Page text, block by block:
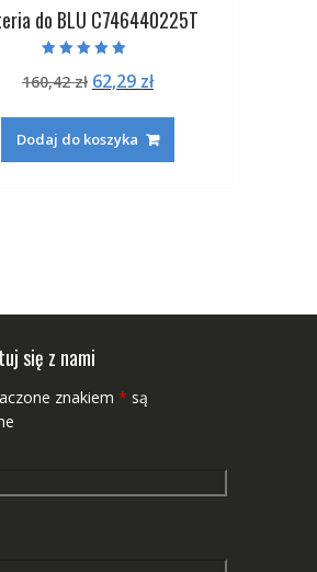
do BLU C746440225T
5.00
na 5
160,42zł Pierwotna
wynosiła:
160,42 zł.
62,29 złAktualna
62,29 zł.
Dodaj do koszyka
się z nami
znakiem * są